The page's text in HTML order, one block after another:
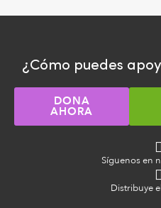
¿Cómo puedes
DONA
AHORA
Síguenos en
Distribuye